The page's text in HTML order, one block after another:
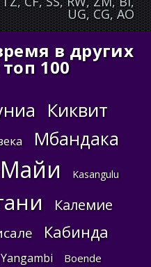
UG, CG, AO
в других
100
Киквит
Мбандака
Kasangulu
Калемие
Кабинда
Yangambi Boende